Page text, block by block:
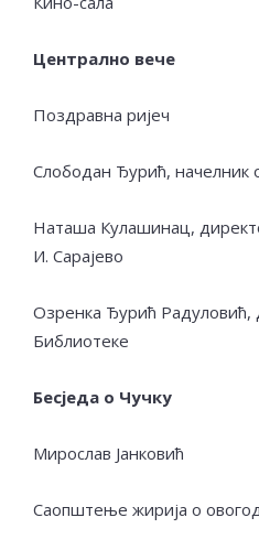
Централно вече
Поздравна ријеч
Слободан Ђурић, начелник
Наташа Кулашинац,
И. Сарајево
Озренка Ђурић Радуловић,
Библиотеке
Бесједа о Чучку
Мирослав Јанковић
Саопштење жирија о